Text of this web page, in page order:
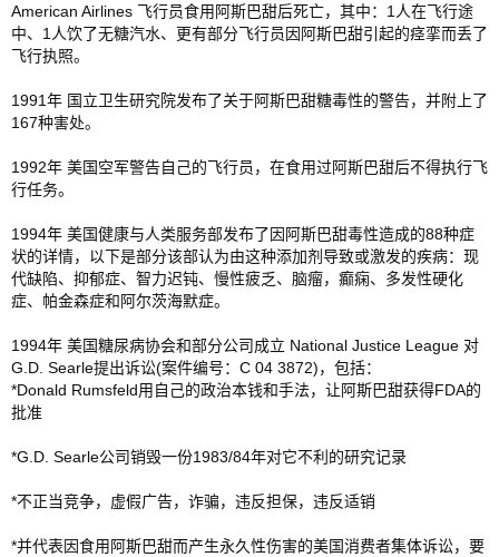
American Airlines 飞行员食用阿斯巴甜后死亡，其中：1人在飞行途
中、1人饮了无糖汽水、更有部分飞行员因阿斯巴甜引起的痉挛而丢了
飞行执照。
1991年 国立卫生研究院发布了关于阿斯巴甜糖毒性的警告，并附上了
167种害处。
1992年 美国空军警告自己的飞行员，在食用过阿斯巴甜后不得执行飞
行任务。
1994年 美国健康与人类服务部发布了因阿斯巴甜毒性造成的88种症
状的详情，以下是部分该部认为由这种添加剂导致或激发的疾病：现
代缺陷、抑郁症、智力迟钝、慢性疲乏、脑瘤，癫痫、多发性硬化
症、帕金森症和阿尔茨海默症。
1994年 美国糖尿病协会和部分公司成立 National Justice League 对
G.D. Searle提出诉讼(案件编号：C 04 3872)，包括：
*Donald Rumsfeld用自己的政治本钱和手法，让阿斯巴甜获得FDA的
批准
*G.D. Searle公司销毁一份1983/84年对它不利的研究记录
*不正当竞争，虚假广告，诈骗，违反担保，违反适销
*并代表因食用阿斯巴甜而产生永久性伤害的美国消费者集体诉讼，要